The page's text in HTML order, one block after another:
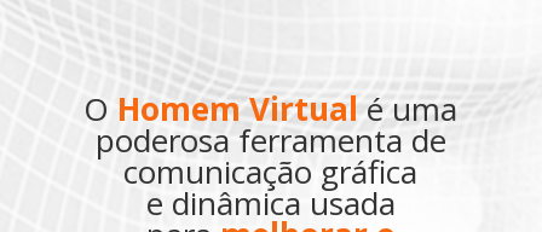
O Homem Virtualé uma
poderosa ferramenta de
comunicação gráfica
e dinâmica usada